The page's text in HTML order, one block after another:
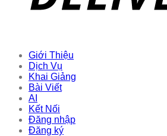
Giới Thiệu
Dịch Vụ
Khai Giảng
Bài Viết
AI
Kết Nối
Đăng nhập
Đăng ký